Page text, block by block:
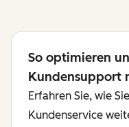
So optimieren
Kundensupport
Erfahren Sie, wie
Kundenservice